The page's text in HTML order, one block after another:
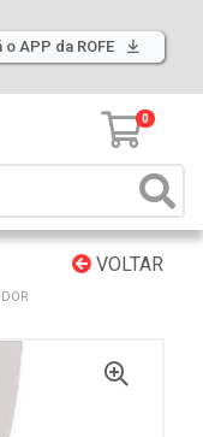
o APP da ROFE
0
VOLTAR